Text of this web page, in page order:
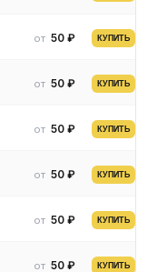
от 50 ₽ КУПИТЬ
от 50 ₽ КУПИТЬ
от 50 ₽ КУПИТЬ
от 50 ₽ КУПИТЬ
от 50 ₽ КУПИТЬ
от 50 ₽ КУПИТЬ